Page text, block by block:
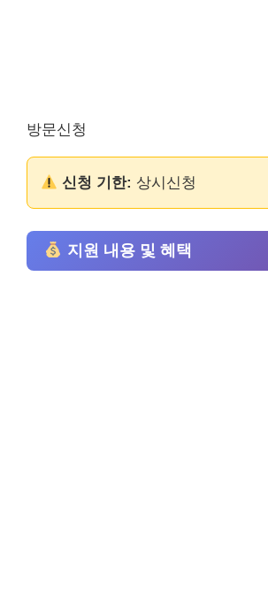
방문신청
신청 기한: 상시신청
지원 내용 및 혜택